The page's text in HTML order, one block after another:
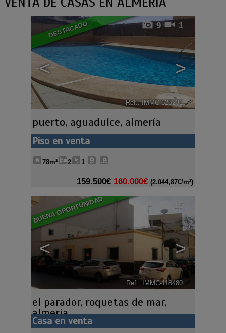
DESTACADO
< >
9 1
Ref.. IMMC-625231 🔗
puerto, aguadulce, almería
Piso en venta
78m² 2 1
159.500€ 160.000€ (2.044,87€/m²)
BUENA OPORTUNIDAD
< >
15
Ref.. IMMC-118480
el parador, roquetas de mar,
almería
Casa en venta